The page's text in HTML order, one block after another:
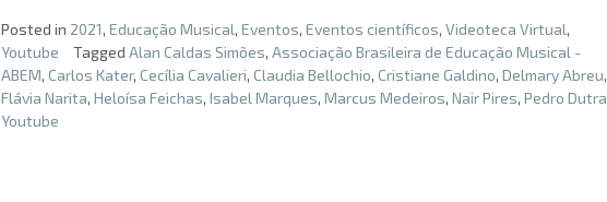
Posted in 2021, Educação Musical, Eventos, Eventos científicos, Videoteca Virtual,
Youtube
Tagged Alan Caldas Simões, Associação Brasileira de Educação Musical -
ABEM, Carlos Kater, Cecília Cavalieri, Claudia Bellochio, Cristiane Galdino, Delmary Abreu,
Flávia Narita, Heloísa Feichas, Isabel Marques, Marcus Medeiros, Nair Pires, Pedro Dutra
Youtube